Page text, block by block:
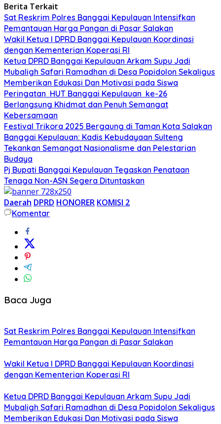
Berita Terkait
Sat Reskrim Polres Banggai Kepulauan Intensifkan
Pemantauan Harga Pangan di Pasar Salakan
Wakil Ketua I DPRD Banggai Kepulauan Koordinasi
dengan Kementerian Koperasi RI
Ketua DPRD Banggai Kepulauan Arkam Supu Jadi
Mubaligh Safari Ramadhan di Desa Popidolon Sekaligus
Memberikan Edukasi Dan Motivasi pada Siswa
Peringatan HUT Banggai Kepulauan ke-26
Berlangsung Khidmat dan Penuh Semangat
Kebersamaan
Festival Trikora 2025 Bergaung di Taman Kota Salakan
Banggai Kepulauan: Kadis Kebudayaan Sulteng
Tekankan Semangat Nasionalisme dan Pelestarian
Budaya
Pj Bupati Banggai Kepulauan Tegaskan Penataan
Tenaga Non-ASN Segera Dituntaskan
Daerah DPRD HONORER KOMISI 2
Komentar
Baca Juga
Sat Reskrim Polres Banggai Kepulauan Intensifkan
Pemantauan Harga Pangan di Pasar Salakan
Wakil Ketua I DPRD Banggai Kepulauan Koordinasi
dengan Kementerian Koperasi RI
Ketua DPRD Banggai Kepulauan Arkam Supu Jadi
Mubaligh Safari Ramadhan di Desa Popidolon Sekaligus
Memberikan Edukasi Dan Motivasi pada Siswa